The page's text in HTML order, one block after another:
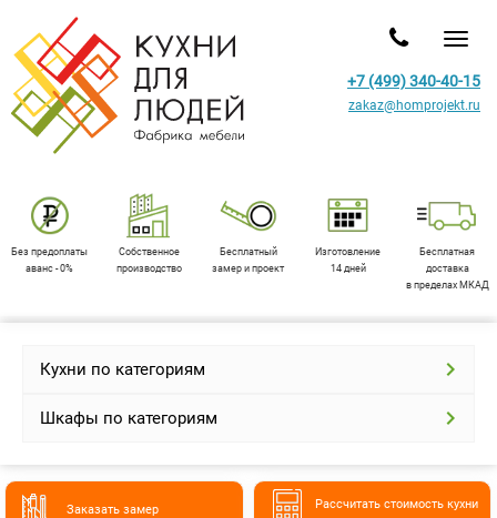
Без предоплаты
аванс - 0%
Собственное
производство
Бесплатный
замер и проект
Изготовление
14 дней
Бесплатная
доставка
в пределах МКАД
+7 (499) 340-40-15
zakaz@homprojekt.ru
Кухни по категориям
Шкафы по категориям
Заказать замер Расcчитать стоимость кухни